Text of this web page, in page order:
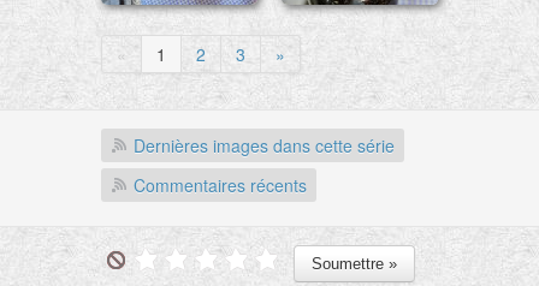
« 1 2 3 »
Dernières images dans cette série
Commentaires récents